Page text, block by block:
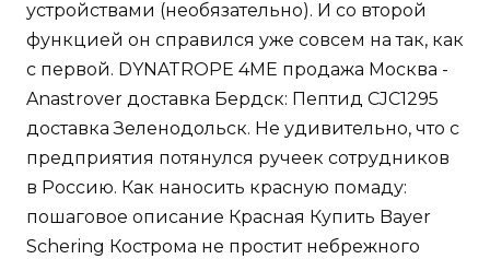
устройствами (необязательно). И со второй
функцией он справился уже совсем на так, как
с первой. DYNATROPE 4ME продажа Москва -
Anastrover доставка Бердск: Пептид CJC1295
доставка Зеленодольск. Не удивительно, что с
предприятия потянулся ручеек сотрудников
в Россию. Как наносить красную помаду:
пошаговое описание Красная Купить Bayer
Schering Кострома не простит небрежного